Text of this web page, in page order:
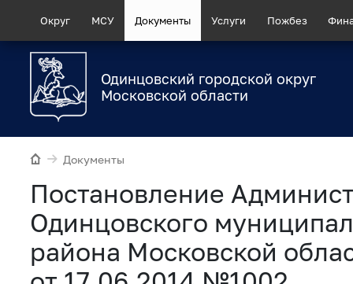
Округ МСУ Документы Услуги Пожбез
Одинцовский городской округ
Московской области
Документы
Постановление
Одинцовского
района Московской